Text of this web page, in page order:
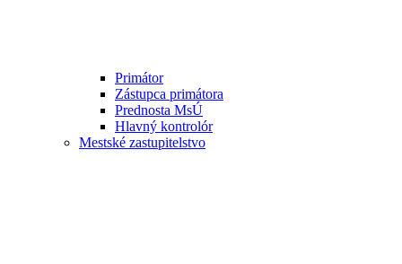
Primátor
Zástupca primátora
Prednosta MsÚ
Hlavný kontrolór
Mestské zastupitelstvo